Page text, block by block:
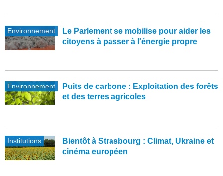
Environnement
Le Parlement se mobilise pour aider les
citoyens à passer à l'énergie propre
Environnement
Puits de carbone : Exploitation des forêts
et des terres agricoles
Institutions
Bientôt à Strasbourg : Climat, Ukraine et
cinéma européen